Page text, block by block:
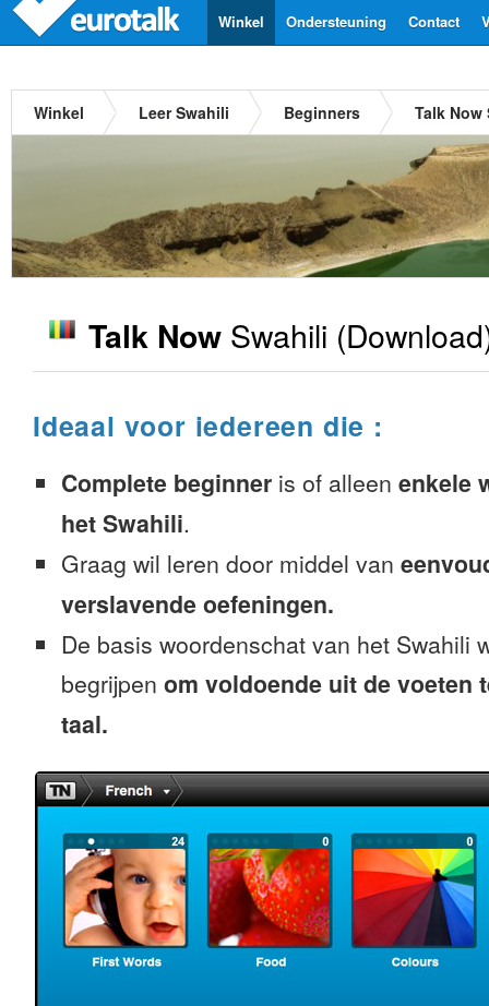
Contact
Ondersteuning
Winkel
Winkel Leer Swahili Beginners Talk Now
Talk Now Swahili
Ideaal voor iedereen die :
Complete beginner is of alleen enkele
het Swahili.
Graag wil leren door middel van
verslavende oefeningen.
De basis woordenschat van het Swahili
begrijpen om voldoende uit de voeten
taal.